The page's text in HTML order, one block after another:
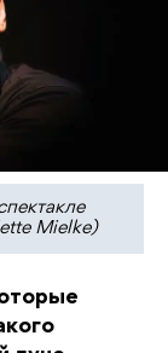
Mielke)